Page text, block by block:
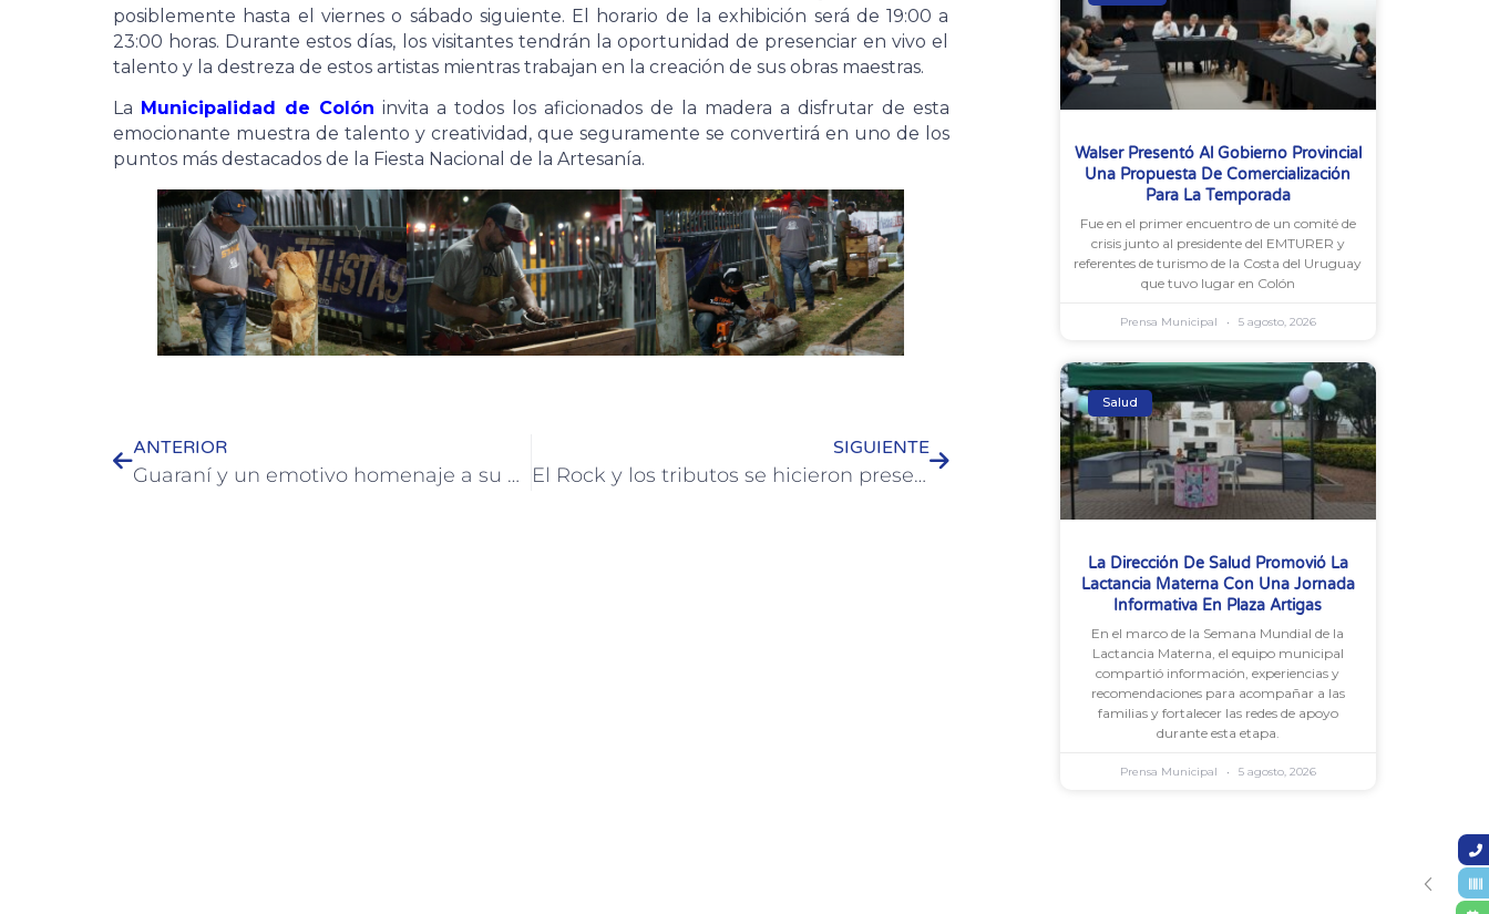
posiblemente hasta el viernes o sábado siguiente. El horario de la exhibición será de 19:00 a
23:00 horas. Durante estos días, los visitantes tendrán la oportunidad de presenciar en vivo el
talento y la destreza de estos artistas mientras trabajan en la creación de sus obras maestras.
La Municipalidad de Colón invita a todos los aficionados de la madera a disfrutar de esta
emocionante muestra de talento y creatividad, que seguramente se convertirá en uno de los
puntos más destacados de la Fiesta Nacional de la Artesanía.
ANTERIOR
Guaraní y un emotivo homenaje a su padre en la tercera noche de Artesanía
SIGUIENTE
El Rock y los tributos se hicieron presente en la cuarta noche de Artesanía 2024
Walser Presentó Al Gobierno Provincial
Una Propuesta De Comercialización
Para La Temporada
Fue en el primer encuentro de un comité de
crisis junto al presidente del EMTURER y
referentes de turismo de la Costa del Uruguay
que tuvo lugar en Colón
Prensa Municipal 5 agosto, 2026
Salud
La Dirección De Salud Promovió La
Lactancia Materna Con Una Jornada
Informativa En Plaza Artigas
En el marco de la Semana Mundial de la
Lactancia Materna, el equipo municipal
compartió información, experiencias y
recomendaciones para acompañar a las
familias y fortalecer las redes de apoyo
durante esta etapa.
Prensa Municipal 5 agosto, 2026